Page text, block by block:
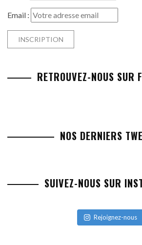
Email :
RETROUVEZ-NOUS SUR
NOS DERNIERS
SUIVEZ-NOUS SUR
Rejoignez-nous